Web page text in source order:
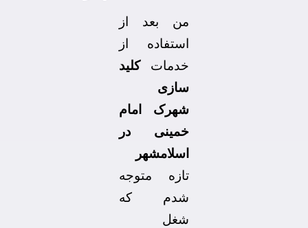
من بعد از
استفاده از
خدماتکلید
سازی
شهرک امام
خمینی در
اسلامشهر
تازه متوجه
شدم که
شغل